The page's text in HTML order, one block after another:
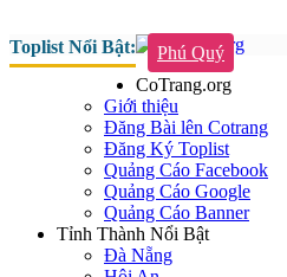
Toplist Nổi Bật:
Phú Quý
CoTrang.org
Giới thiệu
Đăng Bài lên Cotrang
Đăng Ký Toplist
Quảng Cáo Facebook
Quảng Cáo Google
Quảng Cáo Banner
Tỉnh Thành Nổi Bật
Đà Nẵng